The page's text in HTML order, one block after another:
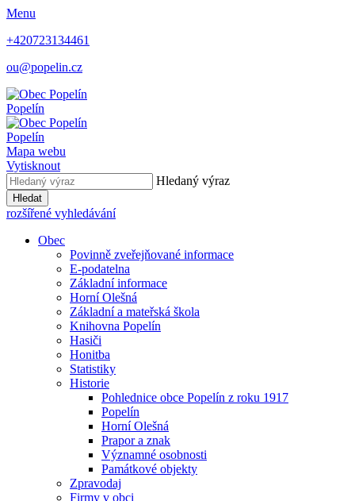
Menu
+420723134461
ou@popelin.cz
Popelín
Popelín
Mapa webu
Vytisknout
Hledaný výraz
Hledat
rozšířené vyhledávání
Obec
Povinně zveřejňované informace
E-podatelna
Základní informace
Horní Olešná
Základní a mateřská škola
Knihovna Popelín
Hasiči
Honitba
Statistiky
Historie
Pohlednice obce Popelín z roku 1917
Popelín
Horní Olešná
Prapor a znak
Významné osobnosti
Památkové objekty
Zpravodaj
Firmy v obci